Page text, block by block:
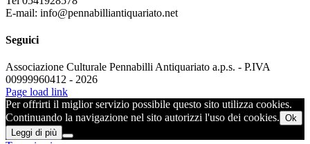
E-mail: info@pennabilliantiquariato.net
Seguici
Associazione Culturale Pennabilli Antiquariato a.p.s. - P.IVA
00999960412 - 2026
Page load link
Per offrirti il miglior servizio possibile questo sito utilizza cookies.
Continuando la navigazione nel sito autorizzi l'uso dei cookies. Ok
Leggi di più